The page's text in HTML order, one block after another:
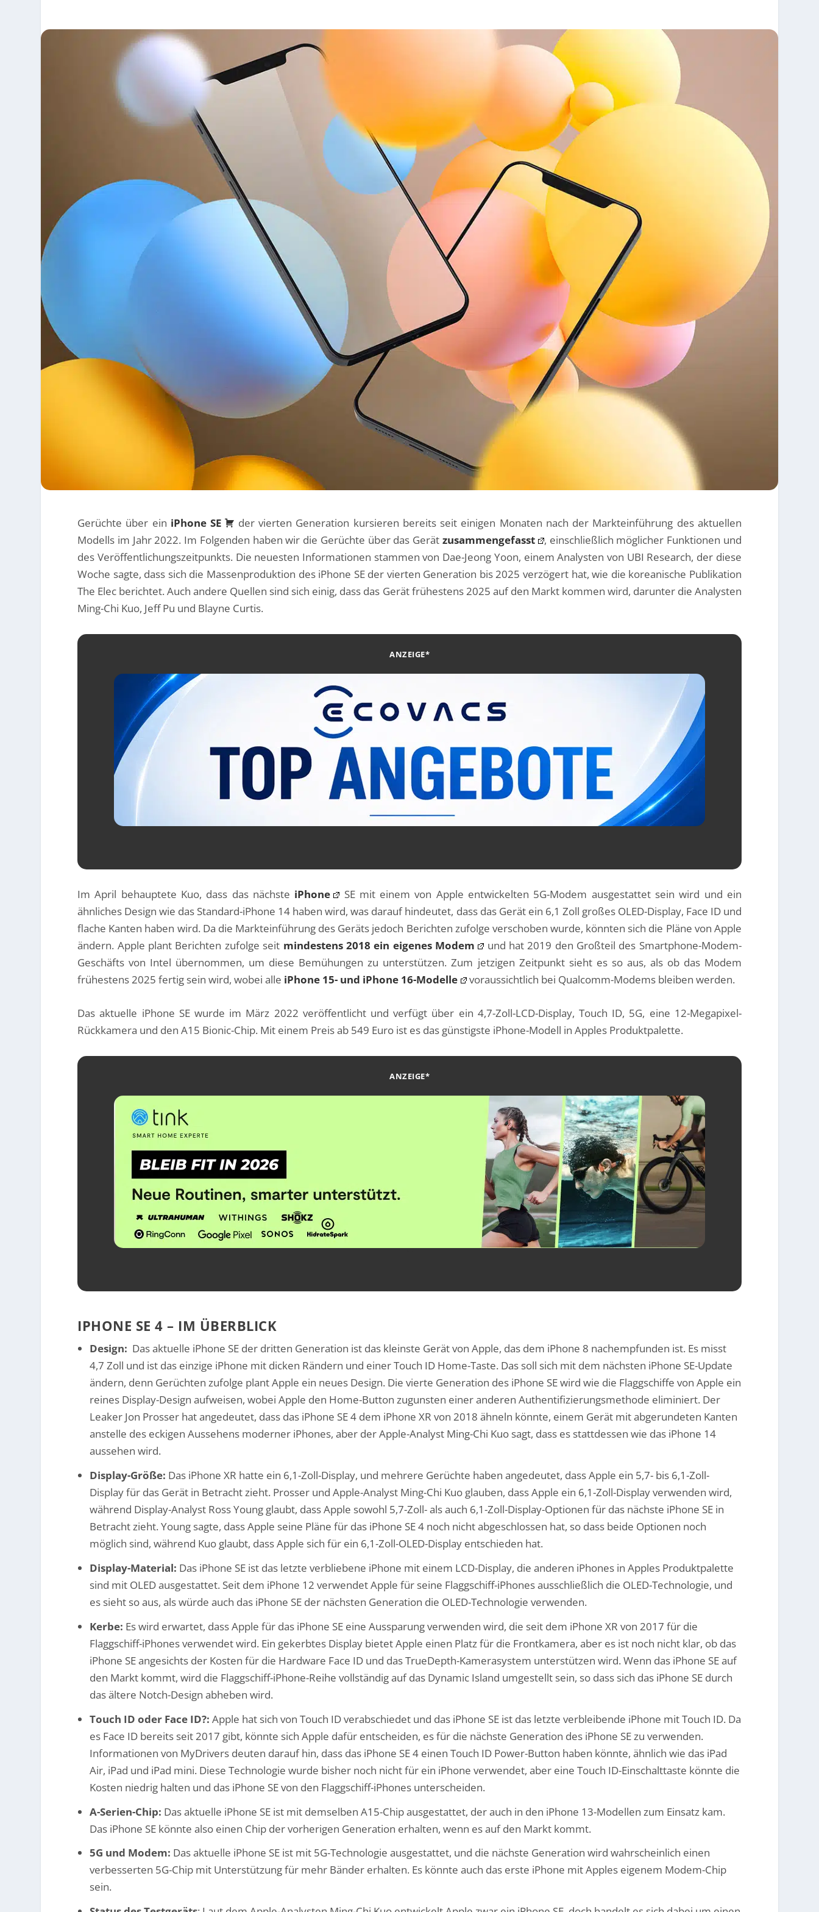
Gerüchte über ein iPhone SE
der vierten Generation kursieren bereits seit einigen Monaten nach der Markteinführung des aktuellen
Modells im Jahr 2022. Im Folgenden haben wir die Gerüchte über das Gerät zusammengefasst
, einschließlich möglicher Funktionen und
des Veröffentlichungszeitpunkts. Die neuesten Informationen stammen von Dae-Jeong Yoon, einem Analysten von UBI Research, der diese
Woche sagte, dass sich die Massenproduktion des iPhone SE der vierten Generation bis 2025 verzögert hat, wie die koreanische Publikation
The Elec berichtet. Auch andere Quellen sind sich einig, dass das Gerät frühestens 2025 auf den Markt kommen wird, darunter die Analysten
Ming-Chi Kuo, Jeff Pu und Blayne Curtis.
ANZEIGE*
Im April behauptete Kuo, dass das nächste iPhone
SE mit einem von Apple entwickelten 5G-Modem ausgestattet sein wird und ein
ähnliches Design wie das Standard-iPhone 14 haben wird, was darauf hindeutet, dass das Gerät ein 6,1 Zoll großes OLED-Display, Face ID und
flache Kanten haben wird. Da die Markteinführung des Geräts jedoch Berichten zufolge verschoben wurde, könnten sich die Pläne von Apple
ändern. Apple plant Berichten zufolge seit mindestens 2018 ein eigenes Modem
und hat 2019 den Großteil des Smartphone-Modem-
Geschäfts von Intel übernommen, um diese Bemühungen zu unterstützen. Zum jetzigen Zeitpunkt sieht es so aus, als ob das Modem
frühestens 2025 fertig sein wird, wobei alle iPhone 15- und iPhone 16-Modelle voraussichtlich bei Qualcomm-Modems bleiben werden.
Das aktuelle iPhone SE wurde im März 2022 veröffentlicht und verfügt über ein 4,7-Zoll-LCD-Display, Touch ID, 5G, eine 12-Megapixel-
Rückkamera und den A15 Bionic-Chip. Mit einem Preis ab 549 Euro ist es das günstigste iPhone-Modell in Apples Produktpalette.
ANZEIGE*
IPHONE SE 4 – IM ÜBERBLICK
Design: Das aktuelle iPhone SE der dritten Generation ist das kleinste Gerät von Apple, das dem iPhone 8 nachempfunden ist. Es misst
4,7 Zoll und ist das einzige iPhone mit dicken Rändern und einer Touch ID Home-Taste. Das soll sich mit dem nächsten iPhone SE-Update
ändern, denn Gerüchten zufolge plant Apple ein neues Design. Die vierte Generation des iPhone SE wird wie die Flaggschiffe von Apple ein
reines Display-Design aufweisen, wobei Apple den Home-Button zugunsten einer anderen Authentifizierungsmethode eliminiert. Der
Leaker Jon Prosser hat angedeutet, dass das iPhone SE 4 dem iPhone XR von 2018 ähneln könnte, einem Gerät mit abgerundeten Kanten
anstelle des eckigen Aussehens moderner iPhones, aber der Apple-Analyst Ming-Chi Kuo sagt, dass es stattdessen wie das iPhone 14
aussehen wird.
Display-Größe: Das iPhone XR hatte ein 6,1-Zoll-Display, und mehrere Gerüchte haben angedeutet, dass Apple ein 5,7- bis 6,1-Zoll-
Display für das Gerät in Betracht zieht. Prosser und Apple-Analyst Ming-Chi Kuo glauben, dass Apple ein 6,1-Zoll-Display verwenden wird,
während Display-Analyst Ross Young glaubt, dass Apple sowohl 5,7-Zoll- als auch 6,1-Zoll-Display-Optionen für das nächste iPhone SE in
Betracht zieht. Young sagte, dass Apple seine Pläne für das iPhone SE 4 noch nicht abgeschlossen hat, so dass beide Optionen noch
möglich sind, während Kuo glaubt, dass Apple sich für ein 6,1-Zoll-OLED-Display entschieden hat.
Display-Material: Das iPhone SE ist das letzte verbliebene iPhone mit einem LCD-Display, die anderen iPhones in Apples Produktpalette
sind mit OLED ausgestattet. Seit dem iPhone 12 verwendet Apple für seine Flaggschiff-iPhones ausschließlich die OLED-Technologie, und
es sieht so aus, als würde auch das iPhone SE der nächsten Generation die OLED-Technologie verwenden.
Kerbe: Es wird erwartet, dass Apple für das iPhone SE eine Aussparung verwenden wird, die seit dem iPhone XR von 2017 für die
Flaggschiff-iPhones verwendet wird. Ein gekerbtes Display bietet Apple einen Platz für die Frontkamera, aber es ist noch nicht klar, ob das
iPhone SE angesichts der Kosten für die Hardware Face ID und das TrueDepth-Kamerasystem unterstützen wird. Wenn das iPhone SE auf
den Markt kommt, wird die Flaggschiff-iPhone-Reihe vollständig auf das Dynamic Island umgestellt sein, so dass sich das iPhone SE durch
das ältere Notch-Design abheben wird.
Touch ID oder Face ID?: Apple hat sich von Touch ID verabschiedet und das iPhone SE ist das letzte verbleibende iPhone mit Touch ID. Da
es Face ID bereits seit 2017 gibt, könnte sich Apple dafür entscheiden, es für die nächste Generation des iPhone SE zu verwenden.
Informationen von MyDrivers deuten darauf hin, dass das iPhone SE 4 einen Touch ID Power-Button haben könnte, ähnlich wie das iPad
Air, iPad und iPad mini. Diese Technologie wurde bisher noch nicht für ein iPhone verwendet, aber eine Touch ID-Einschalttaste könnte die
Kosten niedrig halten und das iPhone SE von den Flaggschiff-iPhones unterscheiden.
A-Serien-Chip: Das aktuelle iPhone SE ist mit demselben A15-Chip ausgestattet, der auch in den iPhone 13-Modellen zum Einsatz kam.
Das iPhone SE könnte also einen Chip der vorherigen Generation erhalten, wenn es auf den Markt kommt.
5G und Modem: Das aktuelle iPhone SE ist mit 5G-Technologie ausgestattet, und die nächste Generation wird wahrscheinlich einen
verbesserten 5G-Chip mit Unterstützung für mehr Bänder erhalten. Es könnte auch das erste iPhone mit Apples eigenem Modem-Chip
sein.